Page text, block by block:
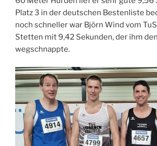
Platz 3 in der deutschen Bestenliste
noch schneller war Björn Wind vom
Stetten mit 9,42 Sekunden, der ihm
wegschnappte.